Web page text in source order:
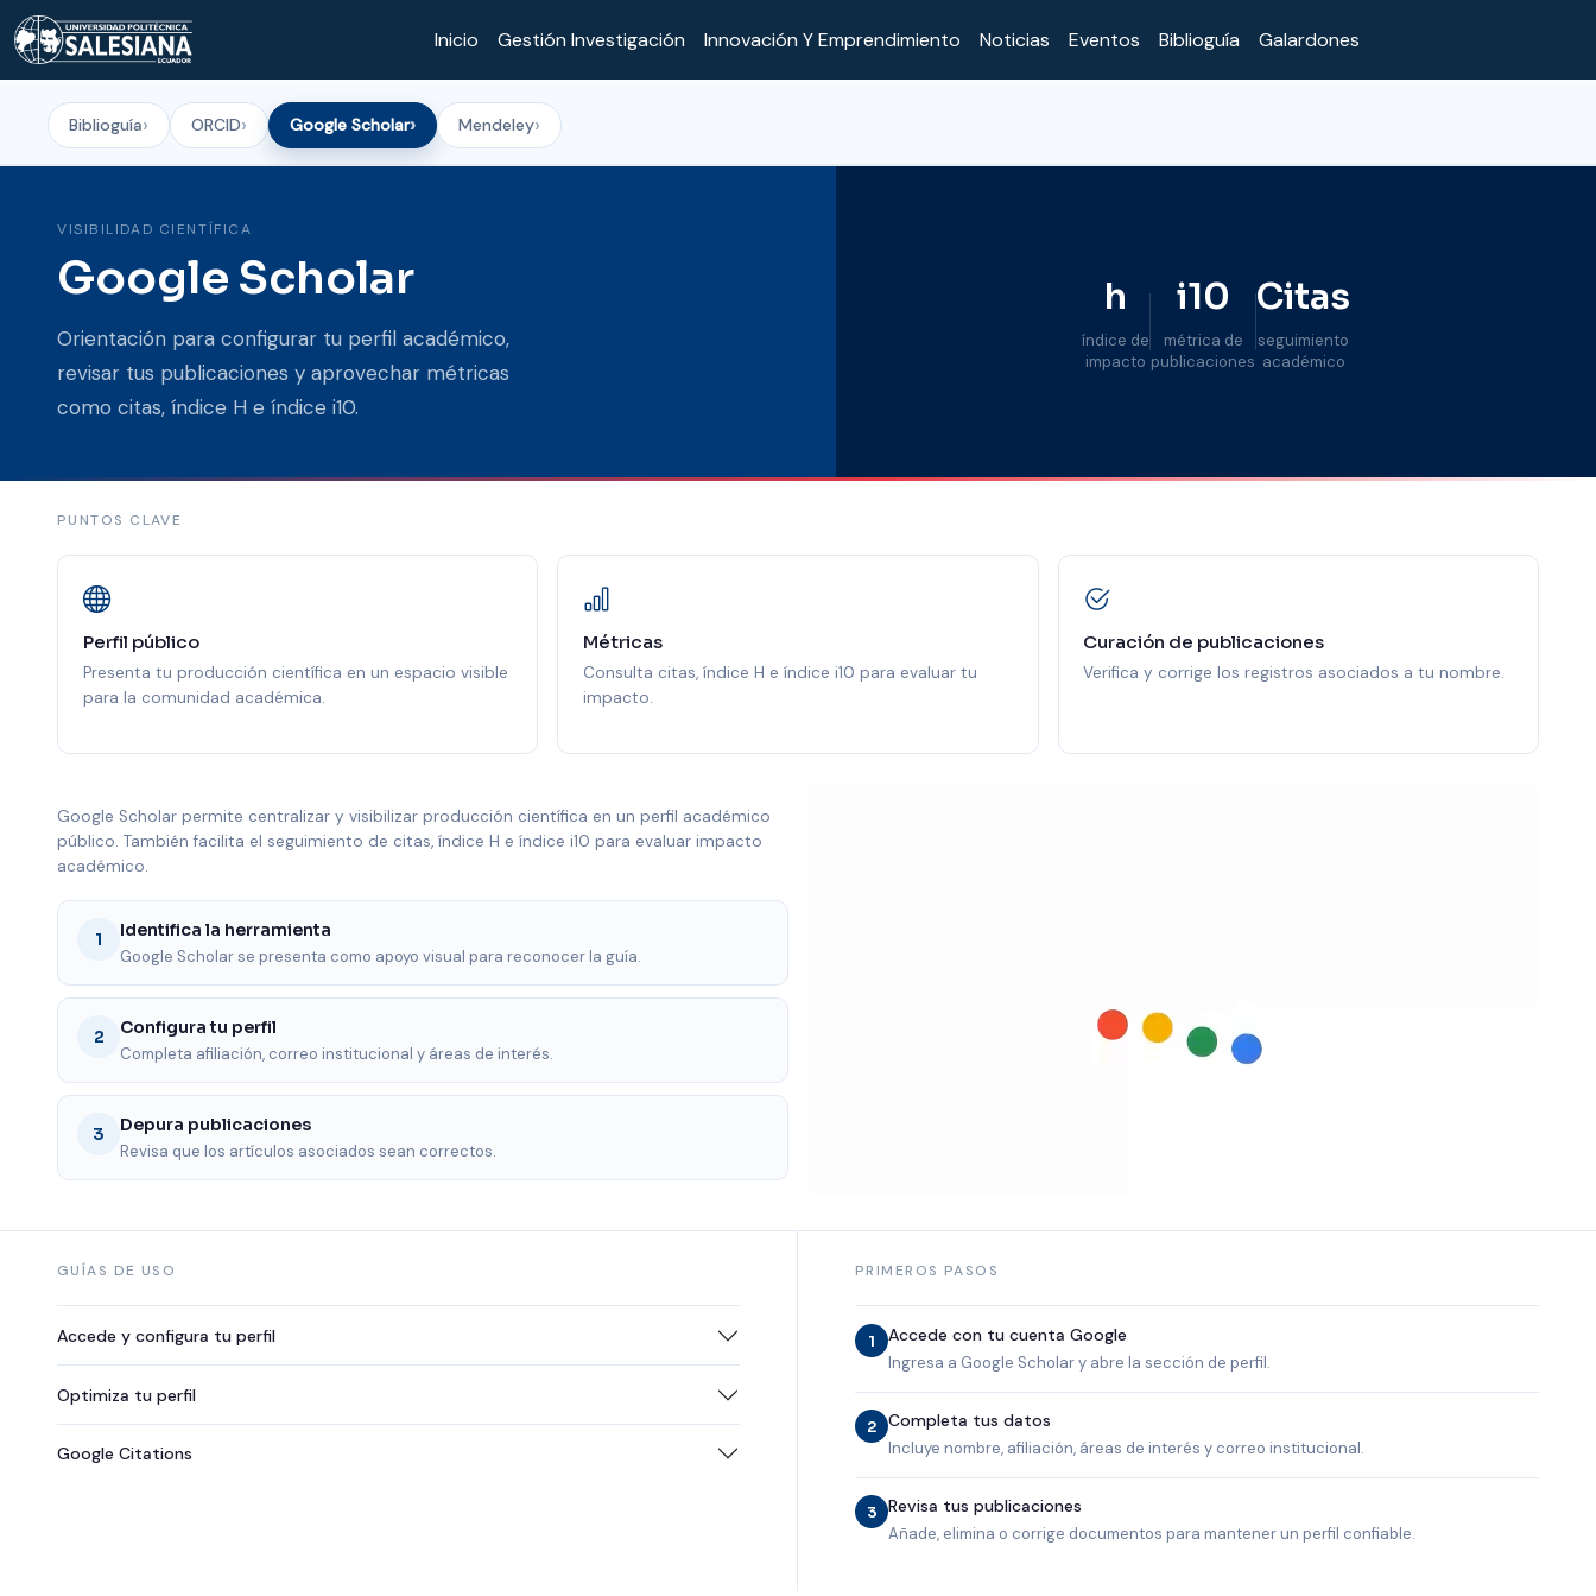
Inicio Gestión Investigación Innovación Y Emprendimiento Noticias Eventos Biblioguía Galardones
También puedes revisar las otras guías relacionadas: Biblioguía ORCID Google Scholar
Biblioguía ORCID Google Scholar Mendeley
VISIBILIDAD CIENTÍFICA
Google Scholar
Orientación para configurar tu perfil académico,
revisar tus publicaciones y aprovechar métricas
como citas, índice H e índice i10.
h
índice de
impacto
i10
métrica de
publicaciones
Citas
seguimiento
académico
PUNTOS CLAVE
Perfil público
Presenta tu producción científica en un espacio visible
para la comunidad académica.
Métricas
Consulta citas, índice H e índice i10 para evaluar tu
impacto.
Curación de publicaciones
Verifica y corrige los registros asociados a tu nombre.
Google Scholar permite centralizar y visibilizar producción científica en un perfil académico
público. También facilita el seguimiento de citas, índice H e índice i10 para evaluar impacto
académico.
1 Identifica la herramienta
Google Scholar se presenta como apoyo visual para reconocer la guía.
2 Configura tu perfil
Completa afiliación, correo institucional y áreas de interés.
3 Depura publicaciones
Revisa que los artículos asociados sean correctos.
GUÍAS DE USO
Accede y configura tu perfil
Optimiza tu perfil
Google Citations
PRIMEROS PASOS
1 Accede con tu cuenta Google
Ingresa a Google Scholar y abre la sección de perfil.
2 Completa tus datos
Incluye nombre, afiliación, áreas de interés y correo institucional.
3 Revisa tus publicaciones
Añade, elimina o corrige documentos para mantener un perfil confiable.